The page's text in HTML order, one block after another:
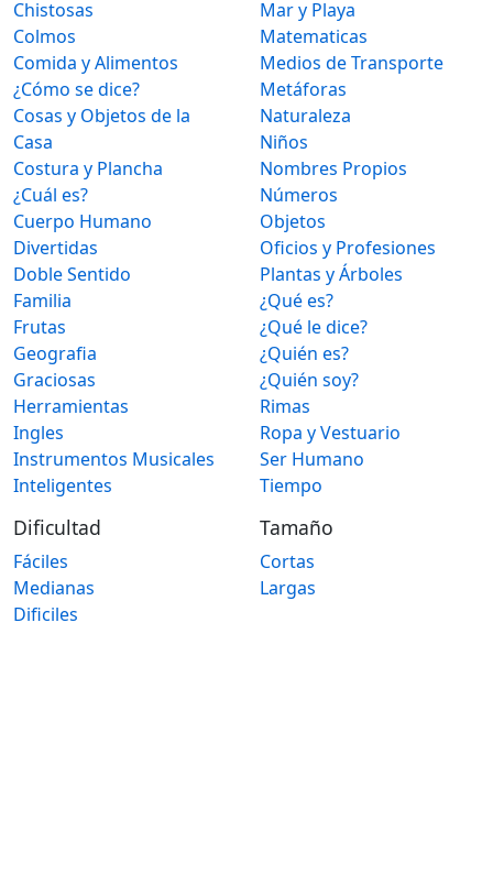
Chistosas
Colmos
Comida y Alimentos
¿Cómo se dice?
Cosas y Objetos de la
Casa
Costura y Plancha
¿Cuál es?
Cuerpo Humano
Divertidas
Doble Sentido
Familia
Frutas
Geografia
Graciosas
Herramientas
Ingles
Instrumentos Musicales
Inteligentes
Mar y Playa
Matematicas
Medios de Transporte
Metáforas
Naturaleza
Niños
Nombres Propios
Números
Objetos
Oficios y Profesiones
Plantas y Árboles
¿Qué es?
¿Qué le dice?
¿Quién es?
¿Quién soy?
Rimas
Ropa y Vestuario
Ser Humano
Tiempo
Dificultad
Fáciles
Medianas
Dificiles
Tamaño
Cortas
Largas